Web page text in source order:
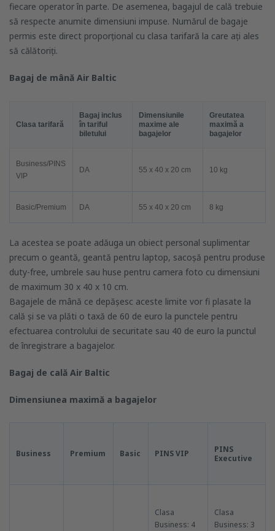
fiecare operator în parte. De asemenea, bagajul de cală trebuie
să respecte anumite dimensiuni impuse. Numărul de bagaje
permis este direct proporțional cu clasa tarifară la care ați ales
să călătoriți.
Bagaj de mână Air Baltic
Clasa tarifară
Bagaj inclus
în tariful
biletului
Dimensiunile
maxime ale
bagajelor
Greutatea
maximă a
bagajelor
Business/PINS
VIP
DA 55 x 40 x 20 cm 10 kg
Basic/Premium DA 55 x 40 x 20 cm 8 kg
La acestea se poate adăuga un obiect personal suplimentar
precum o geantă, geantă pentru laptop, sacoșă pentru produse
duty-free, umbrele sau huse pentru camera foto cu dimensiuni
de maximum 30 x 40 x 10 cm.
Bagajele de mână ce depășesc aceste limite vor fi plasate la
cală și se va plăti o taxă de 60 de euro la punctele pentru
efectuarea controlului de securitate sau 40 de euro la punctul
de înregistrare a bagajelor.
Bagaj de cală Air Baltic
Dimensiunea maximă a bagajelor
Business Premium Basic PINS VIP
PINS
Executive
Clasa
Business: 4
Clasa
Business: 3